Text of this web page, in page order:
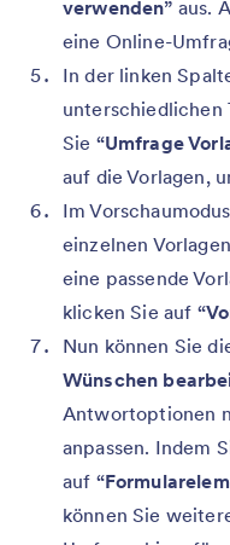
verwenden” aus.
eine Online-
In der linken
unterschiedlichen
Sie “Umfrage
auf die Vorlagen,
Im
einzelnen
eine passende
klicken Sie auf
Nun können Sie
Wünschen
Antwortoptionen
anpassen. Indem
auf
können Sie